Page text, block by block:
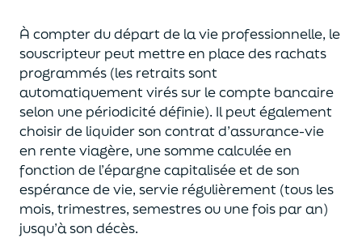
À compter du départ de la vie professionnelle, le
souscripteur peut mettre en place des rachats
programmés (les retraits sont
automatiquement virés sur le compte bancaire
selon une périodicité définie). Il peut également
choisirde liquider son contrat d’assurance-vie
en rente viagère, une somme calculée en
fonction de l’épargne capitalisée et deson
espérance de vie, servie régulièrement (tous les
mois, trimestres, semestres ou une fois par an)
jusqu’à son décès.